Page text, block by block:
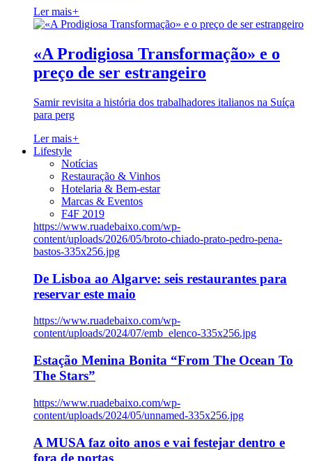
Ler mais+
«A Prodigiosa Transformação» e o
preço de ser estrangeiro
Samir revisita a história dos trabalhadores italianos na Suíça
para perg
Ler mais+
Lifestyle
Notícias
Restauração & Vinhos
Hotelaria & Bem-estar
Marcas & Eventos
F4F 2019
https://www.ruadebaixo.com/wp-
content/uploads/2026/05/broto-chiado-prato-pedro-pena-
bastos-335x256.jpg
De Lisboa ao Algarve: seis restaurantes para
reservar este maio
https://www.ruadebaixo.com/wp-
content/uploads/2024/07/emb_elenco-335x256.jpg
Estação Menina Bonita “From The Ocean To
The Stars”
https://www.ruadebaixo.com/wp-
content/uploads/2024/05/unnamed-335x256.jpg
A MUSA faz oito anos e vai festejar dentro e
fora de portas